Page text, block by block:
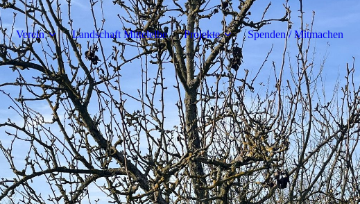
Verein Landschaft Mittelelbe Projekte Spenden / Mitmachen